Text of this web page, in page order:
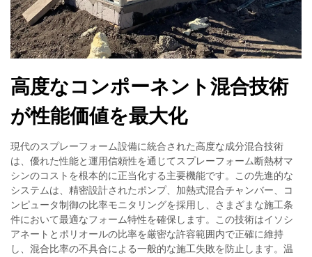
高度なコンポーネント混合技術
が性能価値を最大化
現代のスプレーフォーム設備に統合された高度な成分混合技術
は、優れた性能と運用信頼性を通じてスプレーフォーム断熱材マ
シンのコストを根本的に正当化する主要機能です。この先進的な
システムは、精密設計されたポンプ、加熱式混合チャンバー、コ
ンピュータ制御の比率モニタリングを採用し、さまざまな施工条
件において最適なフォーム特性を確保します。この技術はイソシ
アネートとポリオールの比率を厳密な許容範囲内で正確に維持
し、混合比率の不具合による一般的な施工失敗を防止します。温